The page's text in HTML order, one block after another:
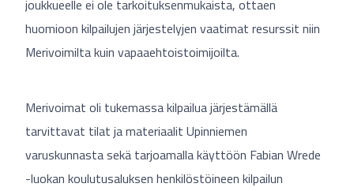
joukkueelle ei ole tarkoituksenmukaista, ottaen
huomioon kilpailujen järjestelyjen vaatimat resurssit niin
Merivoimilta kuin vapaaehtoistoimijoilta.
Merivoimat oli tukemassa kilpailua järjestämällä
tarvittavat tilat ja materiaalit Upinniemen
varuskunnasta sekä tarjoamalla käyttöön Fabian Wrede
-luokan koulutusaluksen henkilöstöineen kilpailun